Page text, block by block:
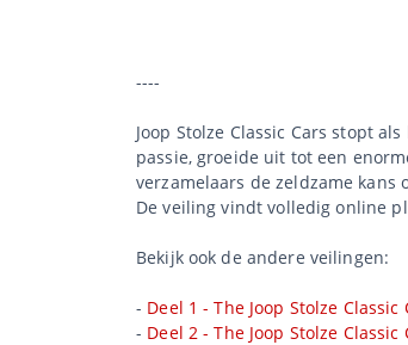
----
Joop Stolze Classic Cars stopt
passie, groeide uit tot een
verzamelaars de zeldzame
De veiling vindt volledig online
Bekijk ook de andere veilingen:
- Deel 1 - The Joop Stolze
- Deel 2 - The Joop Stolze